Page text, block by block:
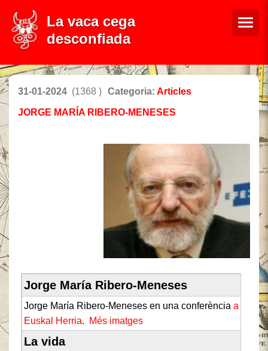
La vaca cega
desconfiada
31-01-2024 (1368 ) Categoria: Articles
JORGE MARÍA RIBERO-MENESES
Jorge María Ribero-Meneses
Jorge María Ribero-Meneses en una conferència a
Euskal Herria. Més imatges
La vida